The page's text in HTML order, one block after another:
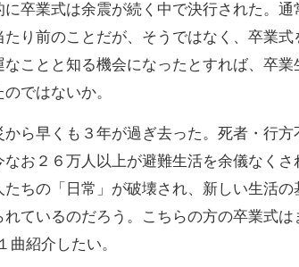
卒業式は余震が続く中で決行された。通
たり前のことだが、そうではなく、卒業
なことと知る機会になったとすれば、卒
ではないか。
ら早くも３年が過ぎ去った。死者・行方
なお２６万人以上が避難生活を余儀なく
たちの「日常」が破壊され、新しい生活
れているのだろう。こちらの方の卒業式
曲紹介したい。